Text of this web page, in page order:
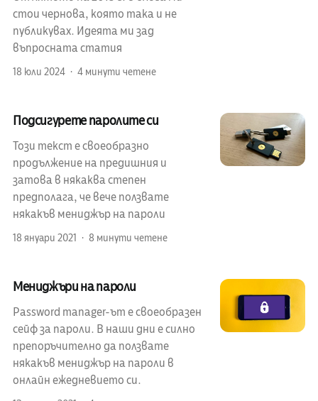
стои чернова, която така и не
публикувах. Идеята ми зад
въпросната статия
18 юли 2024 4 минути четене
Подсигурете паролите си
Този текст е своеобразно
продължение на предишния и
затова в някаква степен
предполага, че вече ползвате
някакъв мениджър на пароли
18 януари 2021 8 минути четене
Мениджъри на пароли
Password manager-ът е своеобразен
сейф за пароли. В наши дни е силно
препоръчително да ползвате
някакъв мениджър на пароли в
онлайн ежедневието си.